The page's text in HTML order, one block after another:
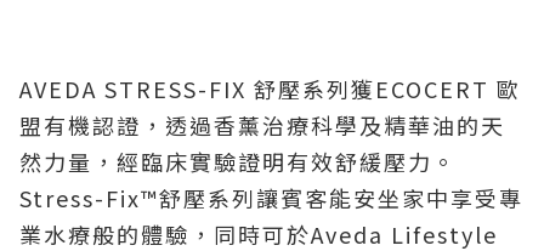
AVEDA STRESS-FIX 舒壓系列獲ECOCERT 歐
盟有機認證，透過香薰治療科學及精華油的天
然力量，經臨床實驗證明有效舒緩壓力。
Stress-Fix™舒壓系列讓賓客能安坐家中享受專
業水療般的體驗，同時可於Aveda Lifestyle